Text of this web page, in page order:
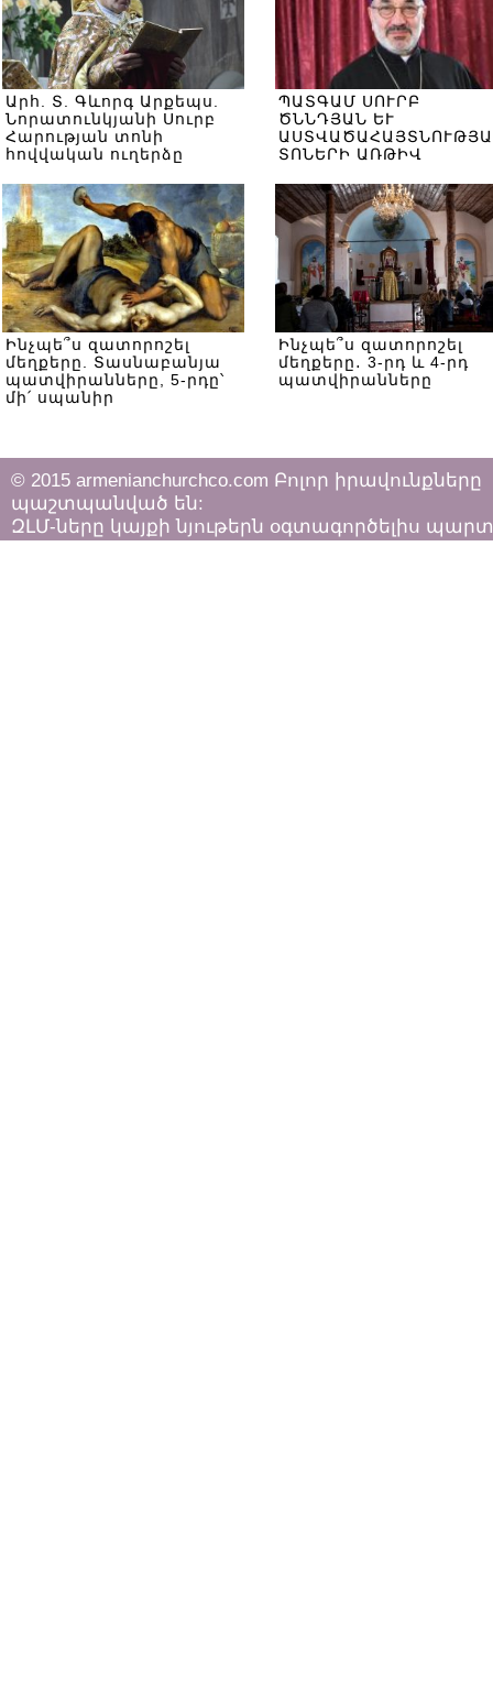
Արհ. Տ. Գևորգ Արքեպս.
Նորատունկյանի Սուրբ
Հարության տոնի
հովվական ուղերձը
ՊԱՏԳԱՄ ՍՈՒՐԲ
ԾՆՆԴՅԱՆ ԵՒ
ՏՈՆԵՐԻ ԱՌԹԻՎ
Ինչպե՞ս զատորոշել
մեղքերը. Տասնաբանյա
պատվիրանները, 5-րդը՝
մի՛ սպանիր
Ինչպե՞ս զատորոշել
մեղքերը․ 3-րդ և 4-րդ
պատվիրանները
© 2015 armenianchurchco.com Բոլոր իրավունքները
պաշտպանված են:
ԶԼՄ-ները կայքի նյութերն օգտագործելիս